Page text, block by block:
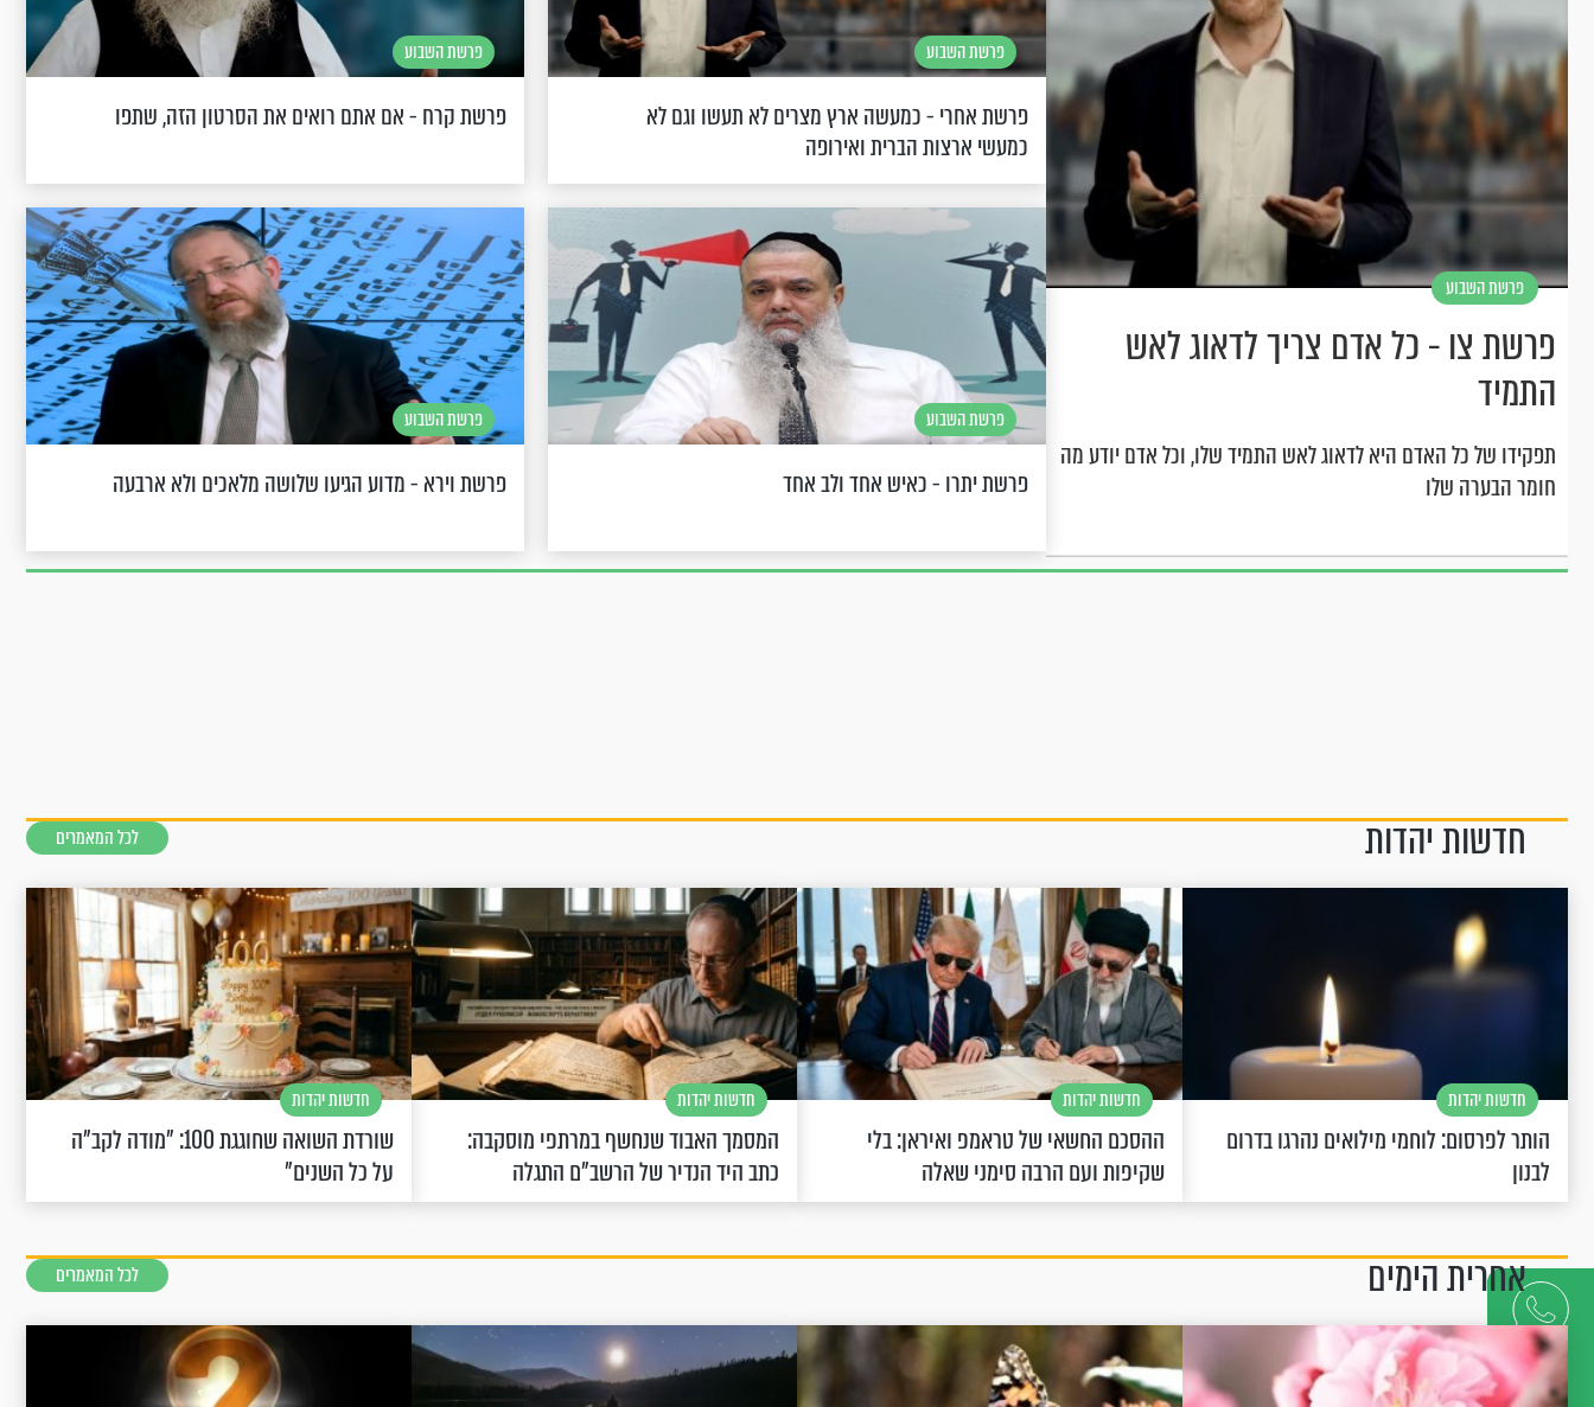
דברו
איתנו
פרשת השבוע
פרשת צו - כל אדם צריך לדאוג לאש
התמיד
תפקידו של כל האדם היא לדאוג לאש התמיד שלו, וכל אדם יודע מה
חומר הבערה שלו
פרשת השבוע
פרשת אחרי - כמעשה ארץ מצרים לא תעשו וגם לא
כמעשי ארצות הברית ואירופה
פרשת השבוע
פרשת קרח - אם אתם רואים את הסרטון הזה, שתפו
פרשת השבוע
פרשת יתרו - כאיש אחד ולב אחד
פרשת השבוע
פרשת וירא - מדוע הגיעו שלושה מלאכים ולא ארבעה
חדשות יהדות לכל המאמרים
חדשות יהדות
הותר לפרסום: לוחמי מילואים נהרגו בדרום
לבנון
חדשות יהדות
ההסכם החשאי של טראמפ ואיראן: בלי
שקיפות ועם הרבה סימני שאלה
חדשות יהדות
המסמך האבוד שנחשף במרתפי מוסקבה:
כתב היד הנדיר של הרשב"ם התגלה
חדשות יהדות
שורדת השואה שחוגגת 100: "מודה לקב"ה
על כל השנים"
אחרית הימים לכל המאמרים